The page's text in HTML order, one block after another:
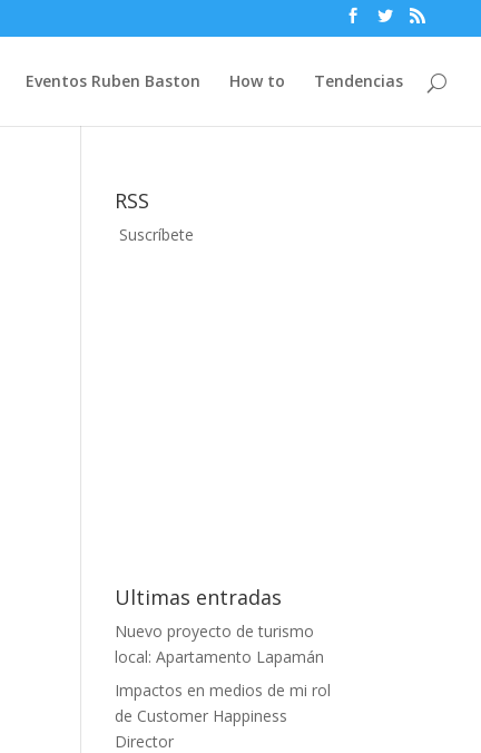
Eventos Ruben Baston How to Tendencias
RSS
Suscríbete
Ultimas entradas
Nuevo proyecto de turismo
local: Apartamento Lapamán
Impactos en medios de mi rol
de Customer Happiness
Director